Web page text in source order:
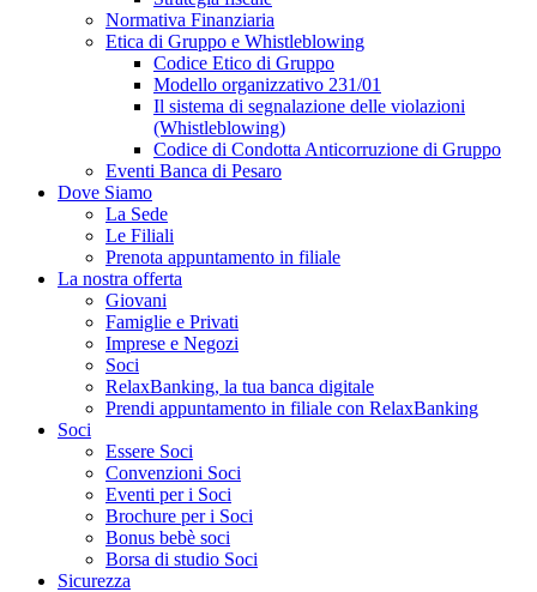
Normativa Finanziaria
Etica di Gruppo e Whistleblowing
Codice Etico di Gruppo
Modello organizzativo 231/01
Il sistema di segnalazione delle violazioni
(Whistleblowing)
Codice di Condotta Anticorruzione di Gruppo
Eventi Banca di Pesaro
Dove Siamo
La Sede
Le Filiali
Prenota appuntamento in filiale
La nostra offerta
Giovani
Famiglie e Privati
Imprese e Negozi
Soci
RelaxBanking, la tua banca digitale
Prendi appuntamento in filiale con RelaxBanking
Soci
Essere Soci
Convenzioni Soci
Eventi per i Soci
Brochure per i Soci
Bonus bebè soci
Borsa di studio Soci
Sicurezza